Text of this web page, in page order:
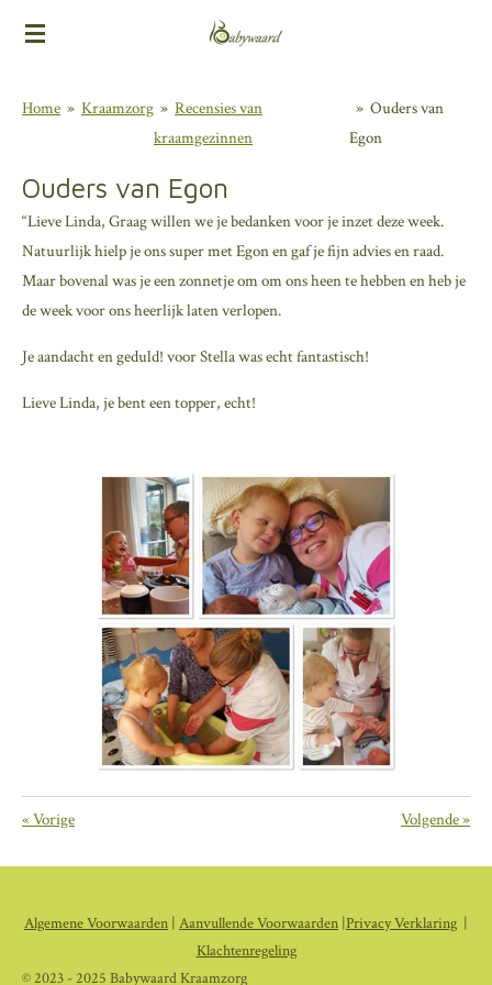
Ga
deHome » Kraamzorg » Recensies van
kraamgezinnen
» Ouders van
Egon
Ouders van Egon
“Lieve Linda, Graag willen we je bedanken voor je inzet deze week.
Natuurlijk hielp je ons super met Egon en gaf je fijn advies en raad.
Maar bovenal was je een zonnetje om om ons heen te hebben en heb je
de week voor ons heerlijk laten verlopen.
Je aandacht en geduld! voor Stella was echt fantastisch!
Lieve Linda, je bent een topper, echt!
«Vorige Volgende»
Algemene Voorwaarden | Aanvullende Voorwaarden |Privacy Verklaring |
Klachtenregeling
© 2023 - 2025 Babywaard Kraamzorg